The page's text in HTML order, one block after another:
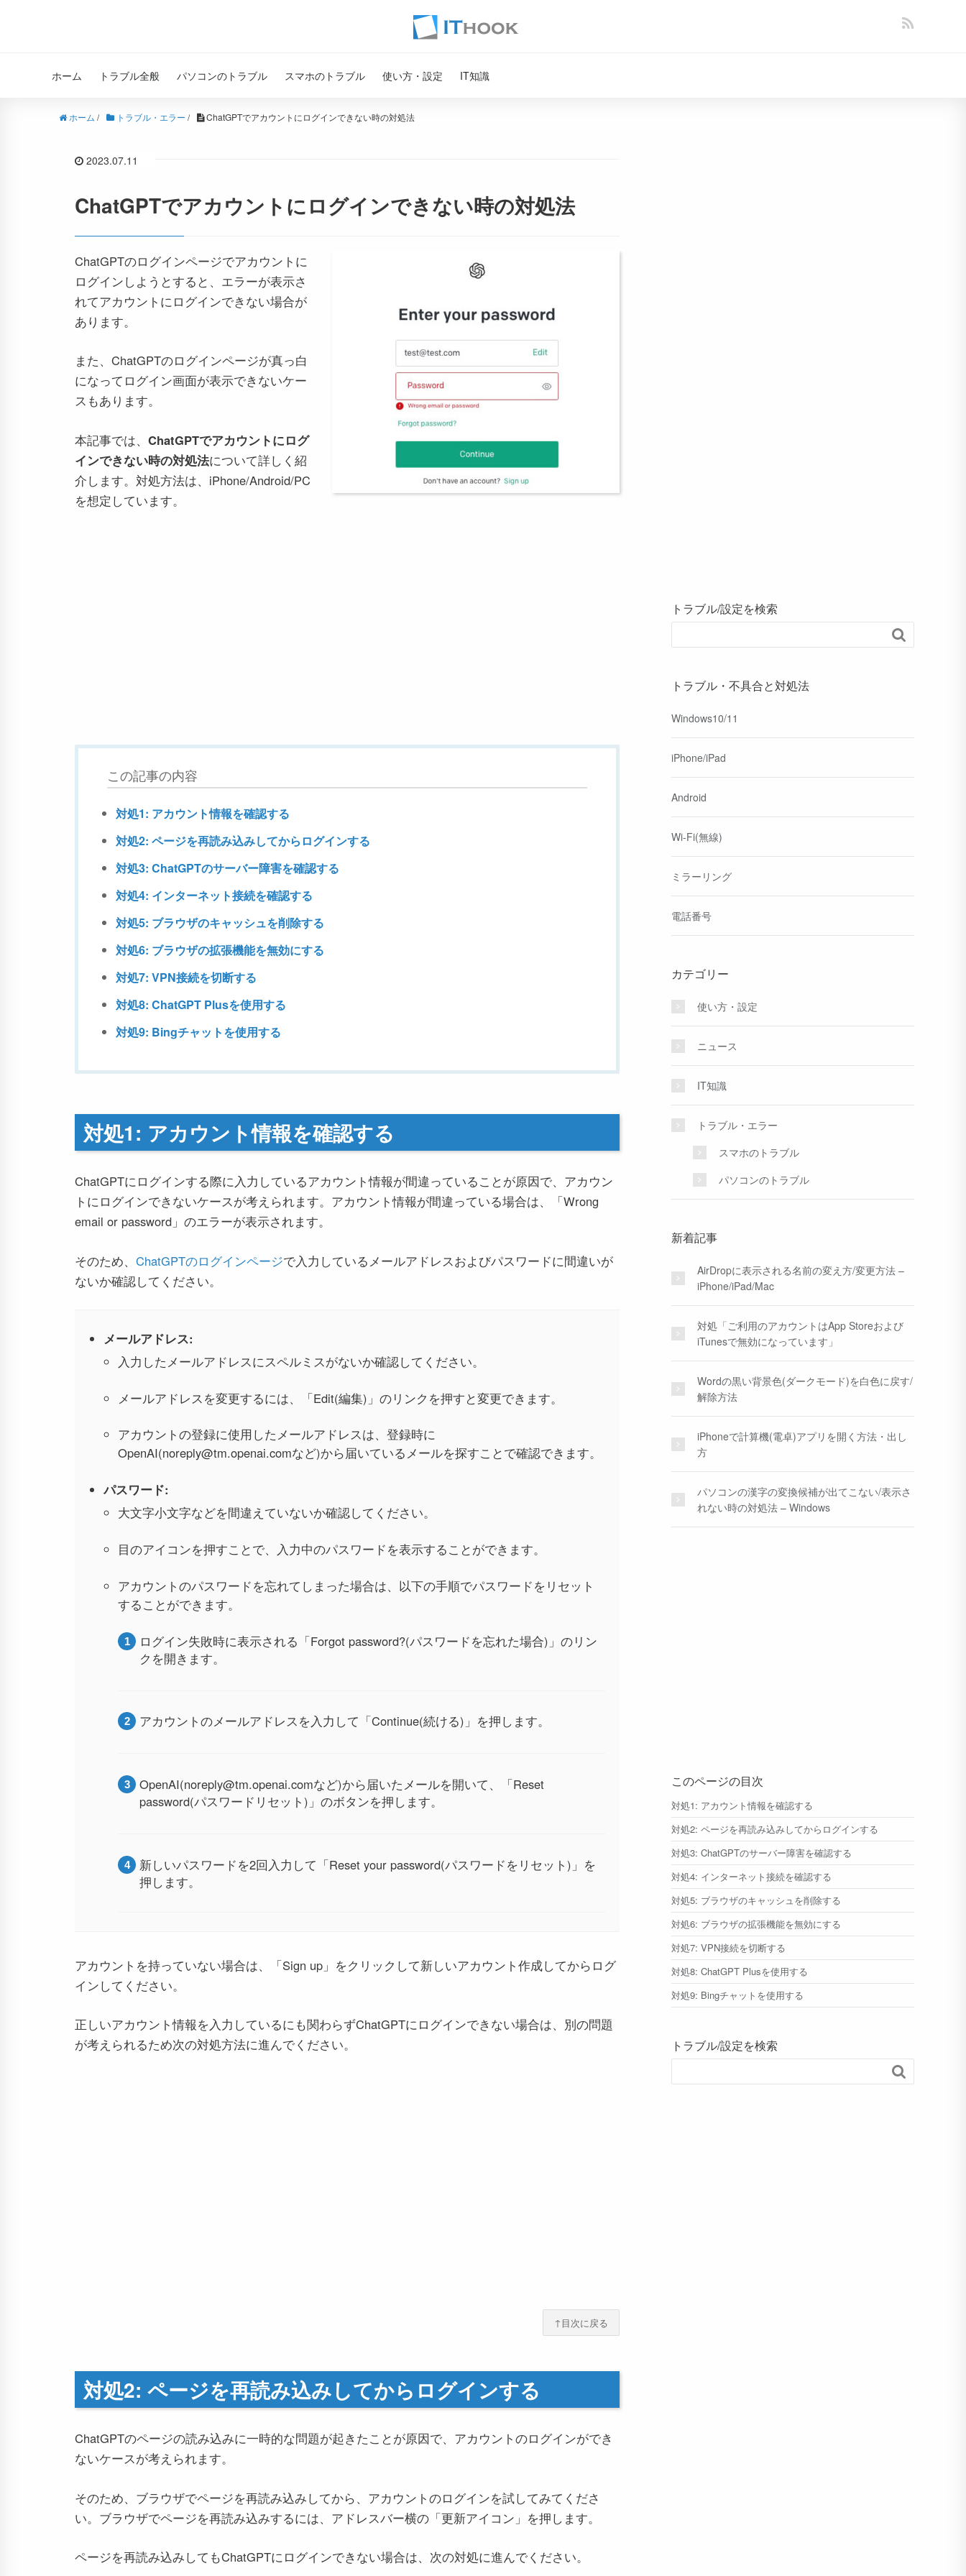
ホーム トラブル全般 パソコンのトラブル スマホのトラブル 使い方・設定 IT知識
ホーム / トラブル・エラー / ChatGPTでアカウントにログインできない時の対処法
2023.07.11
ChatGPTでアカウントにログインできない時の対処法
ChatGPTのログインページでアカウントに
ログインしようとすると、エラーが表示さ
れてアカウントにログインできない場合が
あります。
また、ChatGPTのログインページが真っ白
になってログイン画面が表示できないケー
スもあります。
本記事では、 ChatGPTでアカウントにログ
インできない時の対処法について詳しく紹
介します。対処方法は、iPhone/Android/PC
を想定しています。
この記事の内容
対処1: アカウント情報を確認する
対処2: ページを再読み込みしてからログインする
対処3: ChatGPTのサーバー障害を確認する
対処4: インターネット接続を確認する
対処5: ブラウザのキャッシュを削除する
対処6: ブラウザの拡張機能を無効にする
対処7: VPN接続を切断する
対処8: ChatGPT Plusを使用する
対処9: Bingチャットを使用する
対処1: アカウント情報を確認する
ChatGPTにログインする際に入力しているアカウント情報が間違っていることが原因で、アカウン
トにログインできないケースが考えられます。アカウント情報が間違っている場合は、「Wrong
email or password」のエラーが表示されます。
そのため、 ChatGPTのログインページで入力しているメールアドレスおよびパスワードに間違いが
ないか確認してください。
メールアドレス:
入力したメールアドレスにスペルミスがないか確認してください。
メールアドレスを変更するには、「Edit(編集)」のリンクを押すと変更できます。
アカウントの登録に使用したメールアドレスは、登録時に
OpenAI(noreply@tm.openai.comなど)から届いているメールを探すことで確認できます。
パスワード:
大文字小文字などを間違えていないか確認してください。
目のアイコンを押すことで、入力中のパスワードを表示することができます。
アカウントのパスワードを忘れてしまった場合は、以下の手順でパスワードをリセット
することができます。
ログイン失敗時に表示される「Forgot password?(パスワードを忘れた場合)」のリン
クを開きます。
アカウントのメールアドレスを入力して「Continue(続ける)」を押します。
OpenAI(noreply@tm.openai.comなど)から届いたメールを開いて、「Reset
password(パスワードリセット)」のボタンを押します。
新しいパスワードを2回入力して「Reset your password(パスワードをリセット)」を
押します。
アカウントを持っていない場合は、「Sign up」をクリックして新しいアカウント作成してからログ
インしてください。
正しいアカウント情報を入力しているにも関わらずChatGPTにログインできない場合は、別の問題
が考えられるため次の対処方法に進んでください。
↑目次に戻る
対処2: ページを再読み込みしてからログインする
ChatGPTのページの読み込みに一時的な問題が起きたことが原因で、アカウントのログインができ
ないケースが考えられます。
そのため、ブラウザでページを再読み込みしてから、アカウントのログインを試してみてくださ
い。ブラウザでページを再読み込みするには、アドレスバー横の「更新アイコン」を押します。
ページを再読み込みしてもChatGPTにログインできない場合は、次の対処に進んでください。
トラブル/設定を検索

トラブル・不具合と対処法
Windows10/11
iPhone/iPad
Android
Wi-Fi(無線)
ミラーリング
電話番号
カテゴリー
使い方・設定
ニュース
IT知識
トラブル・エラー
スマホのトラブル
パソコンのトラブル
新着記事
AirDropに表示される名前の変え方/変更方法 –
iPhone/iPad/Mac
対処「ご利用のアカウントはApp Storeおよび
iTunesで無効になっています」
Wordの黒い背景色(ダークモード)を白色に戻す/
解除方法
iPhoneで計算機(電卓)アプリを開く方法・出し
方
パソコンの漢字の変換候補が出てこない/表示さ
れない時の対処法 – Windows
このページの目次
対処1: アカウント情報を確認する
対処2: ページを再読み込みしてからログインする
対処3: ChatGPTのサーバー障害を確認する
対処4: インターネット接続を確認する
対処5: ブラウザのキャッシュを削除する
対処6: ブラウザの拡張機能を無効にする
対処7: VPN接続を切断する
対処8: ChatGPT Plusを使用する
対処9: Bingチャットを使用する
トラブル/設定を検索
